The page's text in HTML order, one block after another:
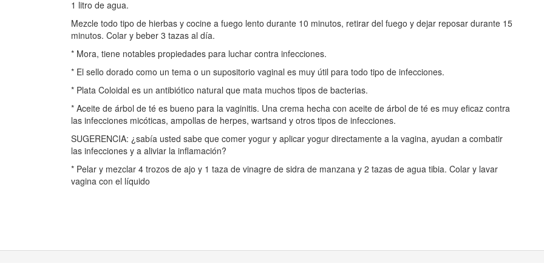
1 litro de agua.
Mezcle todo tipo de hierbas y cocine a fuego lento durante 10 minutos, retirar del fuego y dejar reposar durante 15
minutos. Colar y beber 3 tazas al día.
* Mora, tiene notables propiedades para luchar contra infecciones.
* El sello dorado como un tema o un supositorio vaginal es muy útil para todo tipo de infecciones.
* Plata Coloidal es un antibiótico natural que mata muchos tipos de bacterias.
* Aceite de árbol de té es bueno para la vaginitis. Una crema hecha con aceite de árbol de té es muy eficaz contra
las infecciones micóticas, ampollas de herpes, wartsand y otros tipos de infecciones.
SUGERENCIA: ¿sabía usted sabe que comer yogur y aplicar yogur directamente a la vagina, ayudan a combatir
las infecciones y a aliviar la inflamación?
* Pelar y mezclar 4 trozos de ajo y 1 taza de vinagre de sidra de manzana y 2 tazas de agua tibia. Colar y lavar
vagina con el líquido